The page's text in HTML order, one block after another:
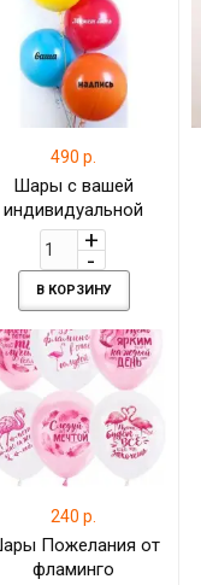
490 р.
Шары с вашей
индивидуальной
надписью
В КОРЗИНУ
240 р.
Пожелания от
фламинго